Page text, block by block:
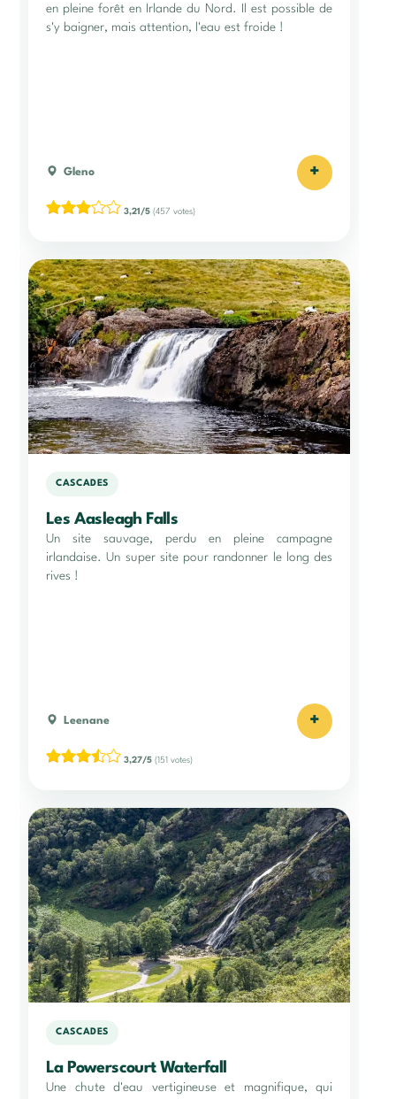
en pleine forêt en Irlande du Nord. Il est possible de
s'y baigner, mais attention, l'eau est froide !
Gleno +
3,21/5 (457 votes)
CASCADES
Les Aasleagh Falls
Un site sauvage, perdu en pleine campagne
irlandaise. Un super site pour randonner le long des
rives !
Leenane +
3,27/5 (151 votes)
CASCADES
La Powerscourt Waterfall
Une chute d'eau vertigineuse et magnifique, qui